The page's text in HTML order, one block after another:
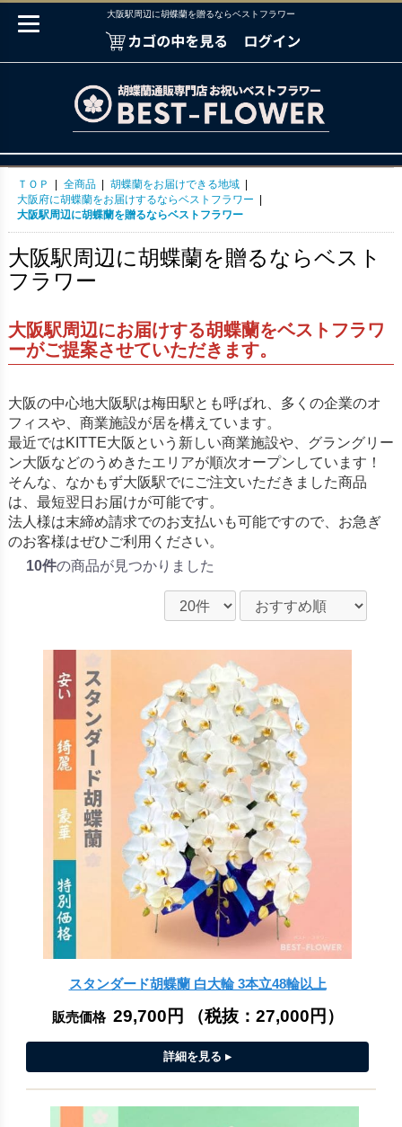
大阪駅周辺に胡蝶蘭を贈るならベストフラワー
ＴＯＰ 全商品 胡蝶蘭をお届けできる地域
大阪府に胡蝶蘭をお届けするならベストフラワー
大阪駅周辺に胡蝶蘭を贈るならベストフラワー
大阪駅周辺に胡蝶蘭を贈るならベスト
フラワー
大阪駅周辺にお届けする胡蝶蘭をベストフラワ
ーがご提案させていただきます。
大阪の中心地大阪駅は梅田駅とも呼ばれ、多くの企業のオ
フィスや、商業施設が居を構えています。
最近ではKITTE大阪という新しい商業施設や、グラングリー
ン大阪などのうめきたエリアが順次オープンしています！
そんな、なかもず大阪駅でにご注文いただきました商品
は、最短翌日お届けが可能です。
法人様は末締め請求でのお支払いも可能ですので、お急ぎ
のお客様はぜひご利用ください。
10件の商品が見つかりました
スタンダード胡蝶蘭 白大輪 3本立48輪以上
販売価格 29,700円 （税抜： 27,000円 ）